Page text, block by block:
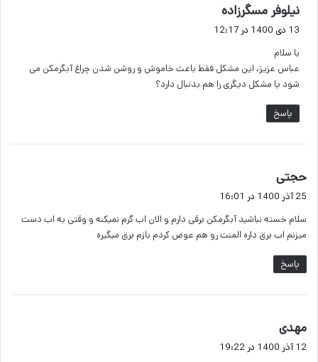
نیلوفر مسگرزاده
ف
13 دی 1400 در 12:17
با سلام
عباس عزیز، این مشکل فقط باعث خاموش و روشن شدن چراغ آبگرمکن می
شود یا مشکل دیگری را هم بدنبال دارد؟
پاسخ
حجتی
ف
:
25 آذر 1400 در 16:01
سلام خسته نباشید آبگرمکن برقی دارم و الان اب گرم نمیکنه و وقتی به اب دست
میزنم اب برق داره المنت رو هم عوض کردم بازم برق میگیره
پاسخ
مهدی
ف
12 آذر 1400 در 19:22